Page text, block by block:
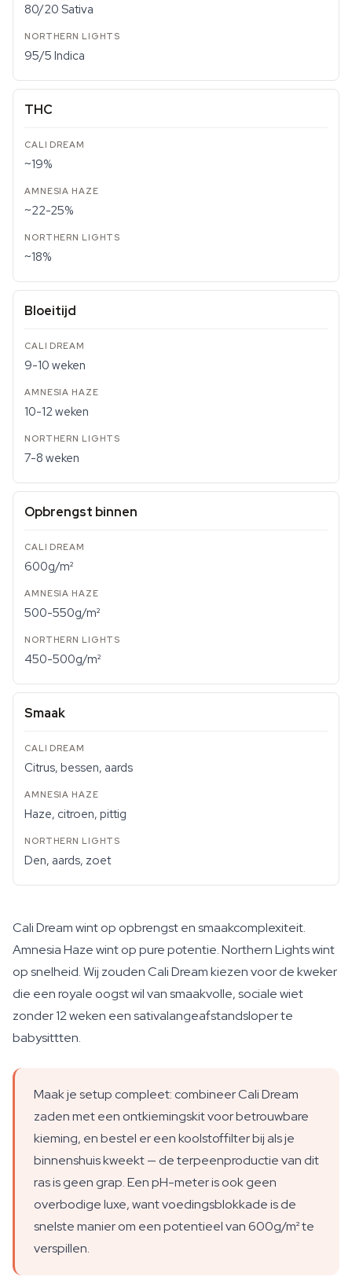
80/20 Sativa
95/5 Indica
THC
~19%
~22-25%
~18%
Bloeitijd
9-10 weken
10-12 weken
7-8 weken
Opbrengst binnen
600g/m²
500-550g/m²
450-500g/m²
Smaak
Citrus, bessen, aards
Haze, citroen, pittig
Den, aards, zoet
Cali Dream wint op opbrengst en smaakcomplexiteit.
Amnesia Haze wint op pure potentie. Northern Lights wint
op snelheid. Wij zouden Cali Dream kiezen voor de kweker
die een royale oogst wil van smaakvolle, sociale wiet
zonder 12 weken een sativalangeafstandsloper te
babysittten.
Maak je setup compleet: combineer Cali Dream
zaden met een ontkiemingskit voor betrouwbare
kieming, en bestel er een koolstoffilter bij als je
binnenshuis kweekt — de terpeenproductie van dit
ras is geen grap. Een pH-meter is ook geen
overbodige luxe, want voedingsblokkade is de
snelste manier om een potentieel van 600g/m² te
verspillen.